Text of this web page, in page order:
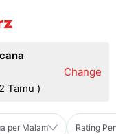
Tamu )
Change
per Malam Rating